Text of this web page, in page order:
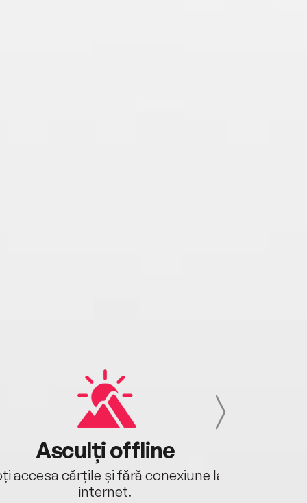
Asculți offline
accesa cărțile și fără conexiune la
internet.